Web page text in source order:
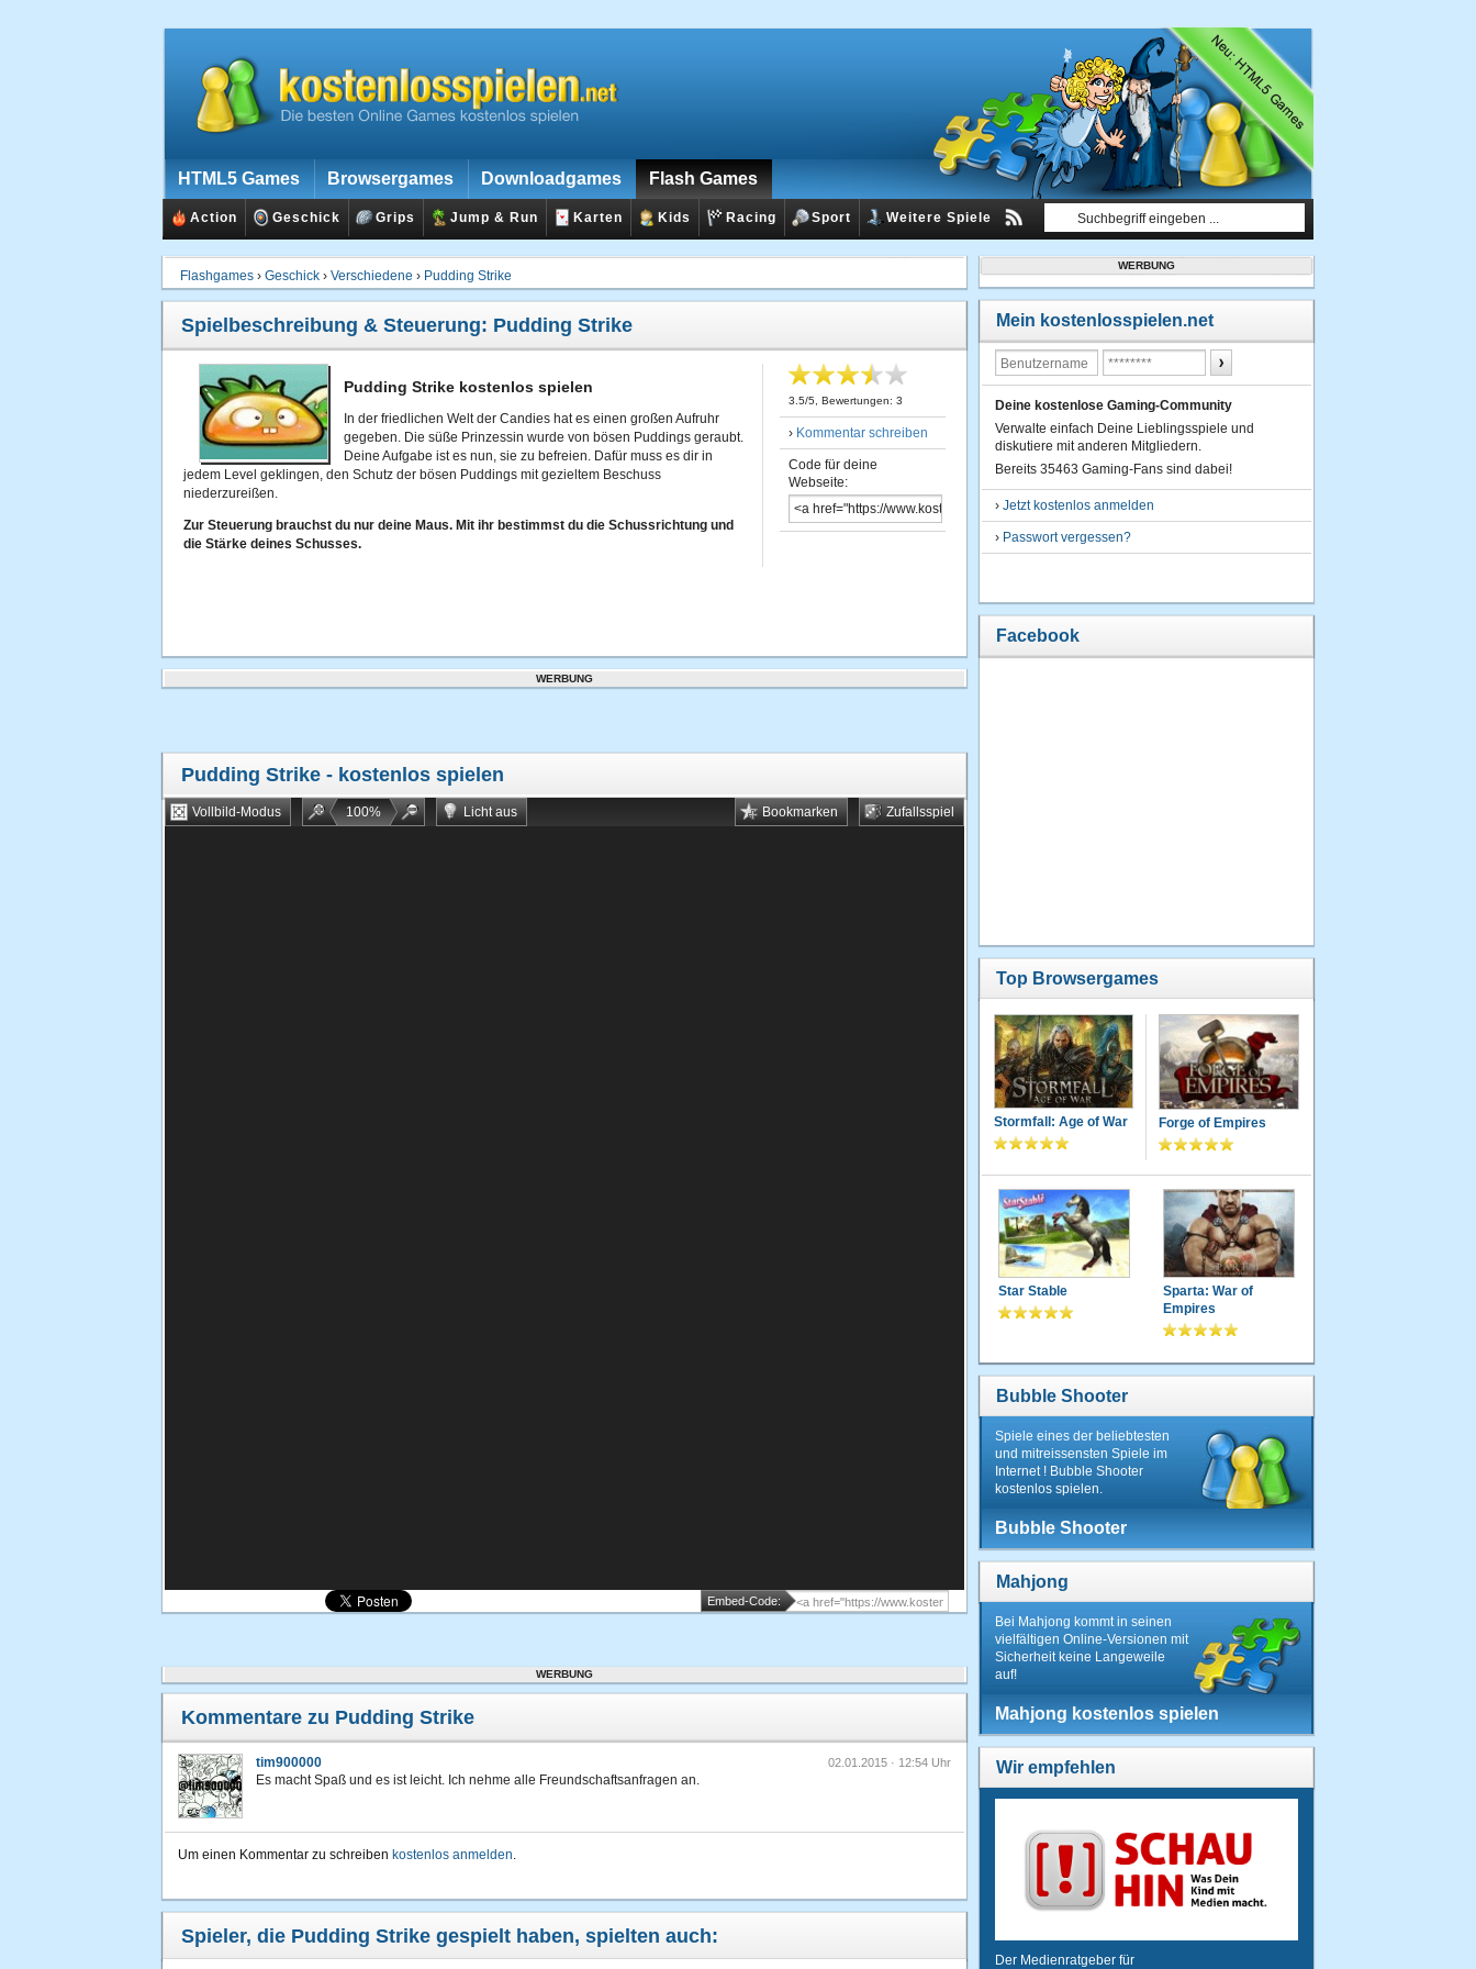
HTML5 Games Browsergames Downloadgames Flash Games
Action Geschick Grips Jump & Run Karten Kids Racing Sport Weitere Spiele
Flashgames › Geschick › Verschiedene › Pudding Strike
Spielbeschreibung & Steuerung: Pudding Strike
Pudding Strike kostenlos spielen
In der friedlichen Welt der Candies hat es einen großen Aufruhr
gegeben. Die süße Prinzessin wurde von bösen Puddings geraubt.
Deine Aufgabe ist es nun, sie zu befreien. Dafür muss es dir in
jedem Level geklingen, den Schutz der bösen Puddings mit gezieltem Beschuss
niederzureißen.
Zur Steuerung brauchst du nur deine Maus. Mit ihr bestimmst du die Schussrichtung und
die Stärke deines Schusses.
3.5/5 , Bewertungen: 3
› Kommentar schreiben
Code für deine
Webseite:
WERBUNG
Pudding Strike - kostenlos spielen
Vollbild-Modus 100% Licht aus Zufallsspiel
Bookmarken
Embed-Code:
WERBUNG
Kommentare zu Pudding Strike
tim900000 02.01.2015 · 12:54 Uhr
Es macht Spaß und es ist leicht. Ich nehme alle Freundschaftsanfragen an.
Um einen Kommentar zu schreiben kostenlos anmelden.
Spieler, die Pudding Strike gespielt haben, spielten auch:
WERBUNG
Mein kostenlosspielen.net
Deine kostenlose Gaming-Community
Verwalte einfach Deine Lieblingsspiele und
diskutiere mit anderen Mitgliedern.
Bereits 35463 Gaming-Fans sind dabei!
› Jetzt kostenlos anmelden
› Passwort vergessen?
Facebook
Top Browsergames
Stormfall: Age of War Forge of Empires
Star Stable
Sparta: War of
Empires
Bubble Shooter
Spiele eines der beliebtesten
und mitreissensten Spiele im
Internet ! Bubble Shooter
kostenlos spielen.
Bubble Shooter
Mahjong
Bei Mahjong kommt in seinen
vielfältigen Online-Versionen mit
Sicherheit keine Langeweile
auf!
Mahjong kostenlos spielen
Wir empfehlen
Der Medienratgeber für